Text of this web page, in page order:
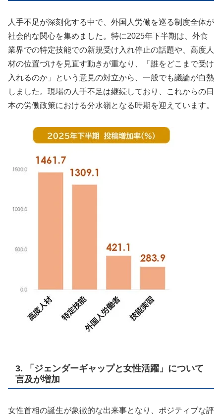
人手不足が深刻化する中で、外国人労働を巡る制度全体が
社会的な関心を集めました。特に2025年下半期は、外食
業界での特定技能での新規受け入れ停止の話題や、高度人
材の位置づけを見直す動きが重なり、「誰をどこまで受け
入れるのか」という意見の対立から、一般でも議論が白熱
しました。現場の人手不足は継続しており、これからの日
本の労働政策における分水嶺となる時期を迎えています。
3. 「ジェンダーギャップと女性活躍」について
言及が増加
女性首相の誕生が象徴的な出来事となり、ポジティブな評